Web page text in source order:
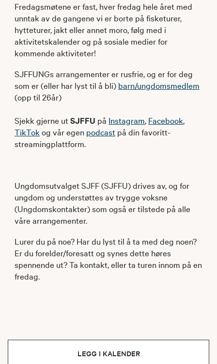
Fredagsmøtene er fast, hver fredag hele året med
unntak av de gangene vi er borte på fisketurer,
hytteturer, jakt eller annet moro, følg med i
aktivitetskalender og på sosiale medier for
kommende aktiviteter!
SJFFUNGs arrangementer er rusfrie, og er for deg
som er (eller har lyst til å bli) barn/ungdomsmedlem
(opp til 26år)
Sjekk gjerne utSJFFU på Instagram, Facebook,
TikTok og vår egen podcast på din favoritt-
streamingplattform.
Ungdomsutvalget SJFF (SJFFU) drives av, og for
ungdom og understøttes av trygge voksne
(Ungdomskontakter) som også er tilstede på alle
våre arrangementer.
Lurer du på noe? Har du lyst til å ta med deg noen?
Er du forelder/foresatt og synes dette høres
spennende ut? Ta kontakt, eller ta turen innom på en
fredag.
LEGG I KALENDER